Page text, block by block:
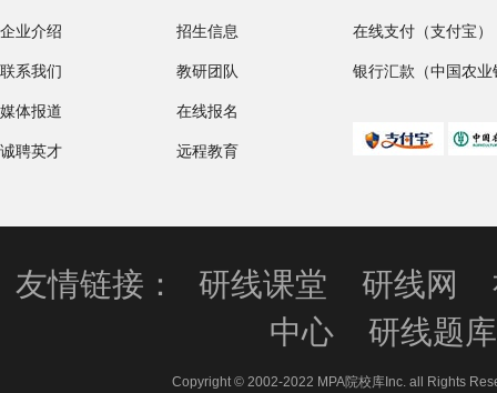
企业介绍
联系我们
媒体报道
诚聘英才
招生信息
教研团队
在线报名
远程教育
在线支付（支付宝）
银行汇款（中国农业
友情链接： 研线课堂 研线网
中心
研线题库
Copyright © 2002-2022 MPA院校库Inc. all Rights